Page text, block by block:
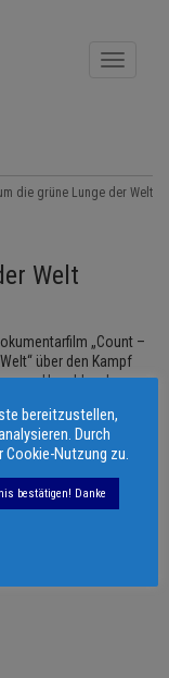
Toggle
die grüne Lunge der Welt
Welt
„Count –
über den Kampf
– Urwaldes. Im
Martin Keßler Filmproduktion
bereitzustellen,
Durch
Cookie-Nutzung zu.
bestätigen! Danke